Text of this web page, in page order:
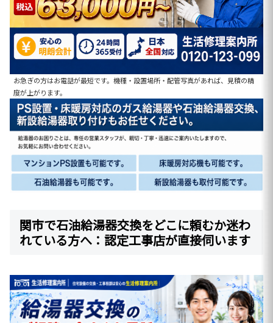
お急ぎの方はお電話が最短です。機種・設置場所・配管写真があれば、見積の精
度が上がります。
関市で石油給湯器交換をどこに頼むか迷わ
れている方へ：認定工事店が直接伺います